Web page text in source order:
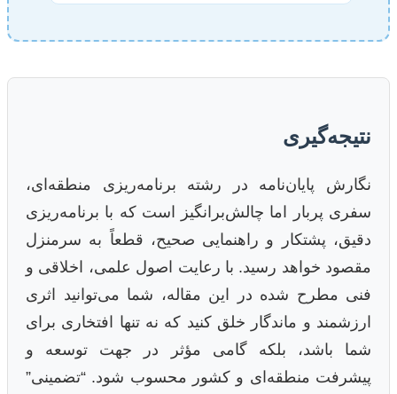
نتیجه‌گیری
نگارش پایان‌نامه در رشته برنامه‌ریزی منطقه‌ای،
سفری پربار اما چالش‌برانگیز است که با برنامه‌ریزی
دقیق، پشتکار و راهنمایی صحیح، قطعاً به سرمنزل
مقصود خواهد رسید. با رعایت اصول علمی، اخلاقی و
فنی مطرح شده در این مقاله، شما می‌توانید اثری
ارزشمند و ماندگار خلق کنید که نه تنها افتخاری برای
شما باشد، بلکه گامی مؤثر در جهت توسعه و
پیشرفت منطقه‌‌ای و کشور محسوب شود. “تضمینی”